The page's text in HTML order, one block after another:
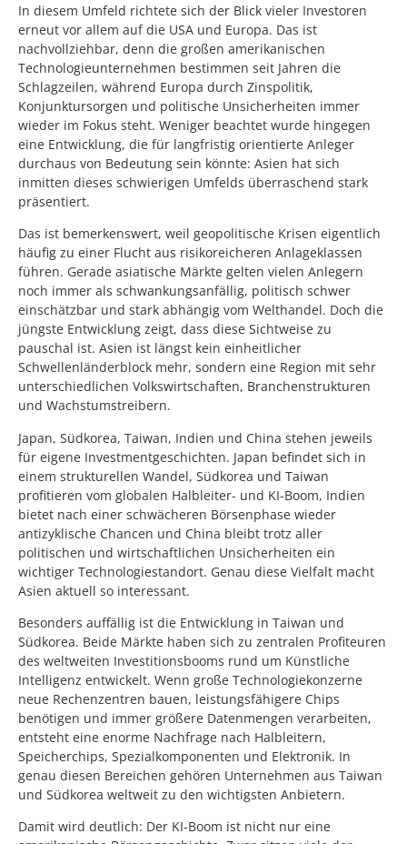
In diesem Umfeld richtete sich der Blick vieler Investoren
erneut vor allem auf die USA und Europa. Das ist
nachvollziehbar, denn die großen amerikanischen
Technologieunternehmen bestimmen seit Jahren die
Schlagzeilen, während Europa durch Zinspolitik,
Konjunktursorgen und politische Unsicherheiten immer
wieder im Fokus steht. Weniger beachtet wurde hingegen
eine Entwicklung, die für langfristig orientierte Anleger
durchaus von Bedeutung sein könnte: Asien hat sich
inmitten dieses schwierigen Umfelds überraschend stark
präsentiert.
Das ist bemerkenswert, weil geopolitische Krisen eigentlich
häufig zu einer Flucht aus risikoreicheren Anlageklassen
führen. Gerade asiatische Märkte gelten vielen Anlegern
noch immer als schwankungsanfällig, politisch schwer
einschätzbar und stark abhängig vom Welthandel. Doch die
jüngste Entwicklung zeigt, dass diese Sichtweise zu
pauschal ist. Asien ist längst kein einheitlicher
Schwellenländerblock mehr, sondern eine Region mit sehr
unterschiedlichen Volkswirtschaften, Branchenstrukturen
und Wachstumstreibern.
Japan, Südkorea, Taiwan, Indien und China stehen jeweils
für eigene Investmentgeschichten. Japan befindet sich in
einem strukturellen Wandel, Südkorea und Taiwan
profitieren vom globalen Halbleiter- und KI-Boom, Indien
bietet nach einer schwächeren Börsenphase wieder
antizyklische Chancen und China bleibt trotz aller
politischen und wirtschaftlichen Unsicherheiten ein
wichtiger Technologiestandort. Genau diese Vielfalt macht
Asien aktuell so interessant.
Besonders auffällig ist die Entwicklung in Taiwan und
Südkorea. Beide Märkte haben sich zu zentralen Profiteuren
des weltweiten Investitionsbooms rund um Künstliche
Intelligenz entwickelt. Wenn große Technologiekonzerne
neue Rechenzentren bauen, leistungsfähigere Chips
benötigen und immer größere Datenmengen verarbeiten,
entsteht eine enorme Nachfrage nach Halbleitern,
Speicherchips, Spezialkomponenten und Elektronik. In
genau diesen Bereichen gehören Unternehmen aus Taiwan
und Südkorea weltweit zu den wichtigsten Anbietern.
Damit wird deutlich: Der KI-Boom ist nicht nur eine